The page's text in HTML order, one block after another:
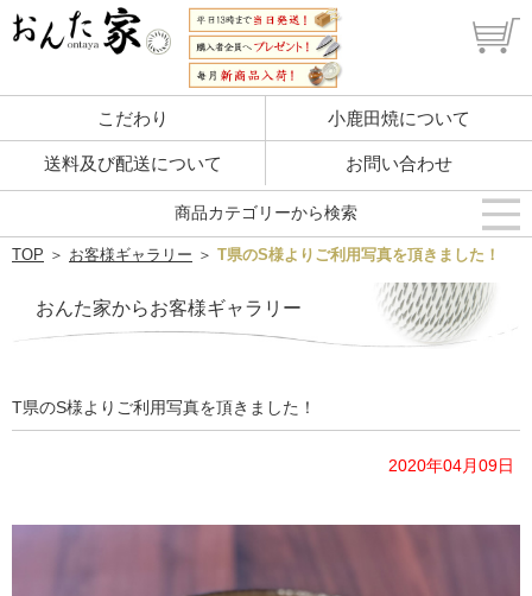
こだわり 小鹿田焼について
送料及び配送について お問い合わせ
TOP ＞ お客様ギャラリー ＞ T県のS様よりご利用写真を頂きました！
おんた家からお客様ギャラリー
T県のS様よりご利用写真を頂きました！
2020年04月09日
商品カテゴリーから検索